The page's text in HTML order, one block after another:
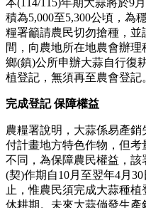
本(114/115)年期大蒜將於9
積為5,000至5,300公頃，為
糧署籲請農民切勿搶種，並
間，向農地所在地農會辦
鄉(鎮)公所申辦大蒜自行復
植登記，無須再至農會登記
完成登記 保障權益
農糧署說明，大蒜係易產
付計畫地方特色作物，但
不同，為保障農民權益，
(契)作期自10月至翌年4月
止，惟農民須完成大蒜種
休耕期。未來大蒜倘發生